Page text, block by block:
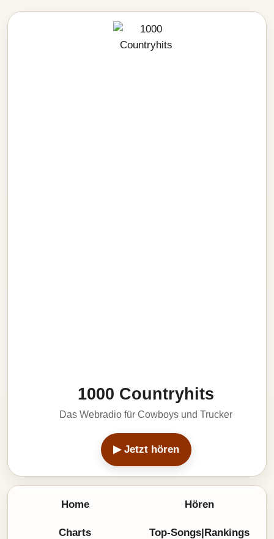
1000 Countryhits
Das Webradio für Cowboys und Trucker
▶ Jetzt hören
Home Hören
Charts Top-Songs|Rankings